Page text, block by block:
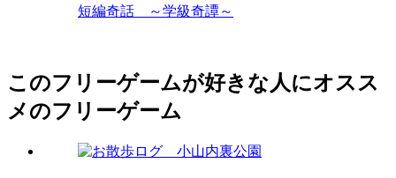
短編奇話 ～学級奇譚～
このフリーゲームが好きな人にオスス
メのフリーゲーム